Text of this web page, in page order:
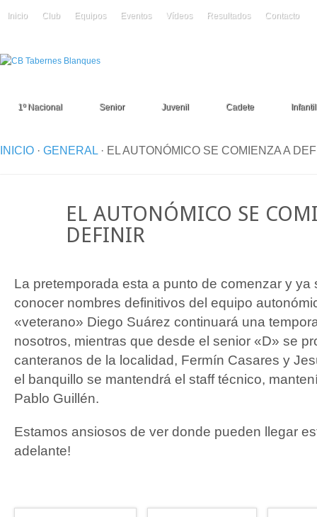
Inicio Club Equipos Eventos Vídeos Resultados Contacto
1º Nacional Senior Juvenil Cadete Infantil
INICIO · GENERAL · EL AUTONÓMICO SE COMIENZA A
EL AUTONÓMICO SE
DEFINIR
La pretemporada esta a punto de comenzar y ya
conocer nombres definitivos del equipo
«veterano» Diego Suárez continuará una
nosotros, mientras que desde el senior «D» se
canteranos de la localidad, Fermín Casares y
el banquillo se mantendrá el staff técnico,
Pablo Guillén.
Estamos ansiosos de ver donde pueden llegar
adelante!